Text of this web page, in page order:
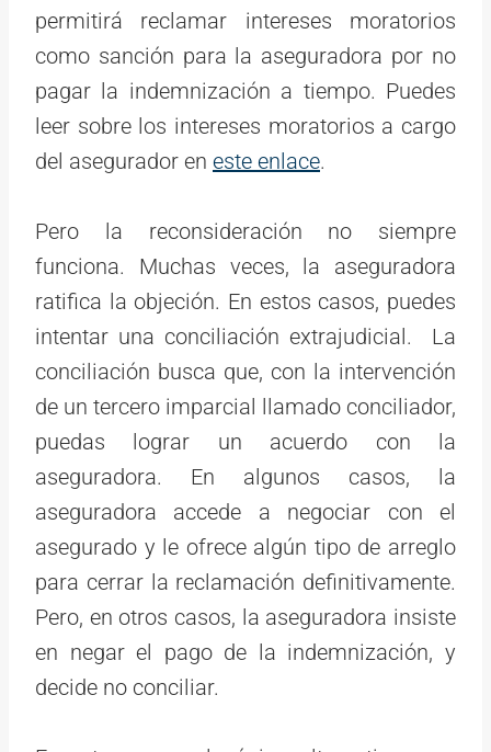
permitirá reclamar intereses moratorios
como sanción para la aseguradora por no
pagar la indemnización a tiempo. Puedes
leer sobre los intereses moratorios a cargo
del asegurador en este enlace.
Pero la reconsideración no siempre
funciona. Muchas veces, la aseguradora
ratifica la objeción. En estos casos, puedes
intentar una conciliación extrajudicial. La
conciliación busca que, con la intervención
de un tercero imparcial llamado conciliador,
puedas lograr un acuerdo con la
aseguradora. En algunos casos, la
aseguradora accede a negociar con el
asegurado y le ofrece algún tipo de arreglo
para cerrar la reclamación definitivamente.
Pero, en otros casos, la aseguradora insiste
en negar el pago de la indemnización, y
decide no conciliar.